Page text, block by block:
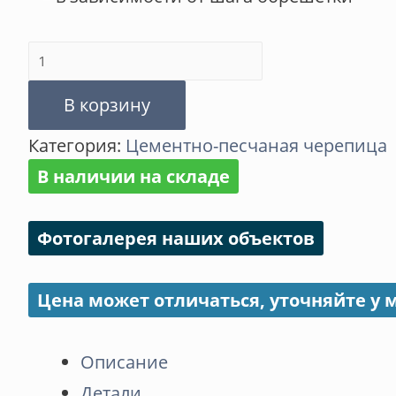
Количество
товара
Таунус
В корзину
Категория: Цементно-песчаная черепица
В наличии на складе
Фотогалерея наших объектов
Цена может отличаться, уточняйте у
Описание